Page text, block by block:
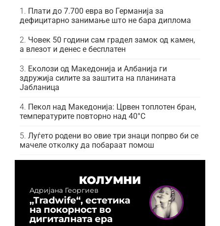
Плати до 7.700 евра во Германија за
дефицитарно занимање што не бара диплома
Човек 50 години сам градел замок од камен,
а влезот и денес е бесплатен
Еколози од Македонија и Албанија ги
здружија силите за заштита на планината
Јабланица
Пекол над Македонија: Црвен топлотен бран,
температурите повторно над 40°C
Луѓето родени во овие три знаци попрво би се
мачеле отколку да побараат помош
КОЛУМНИ
Адријана Георгиев
„Tradwife“, естетика
на покорност во
дигиталната ера